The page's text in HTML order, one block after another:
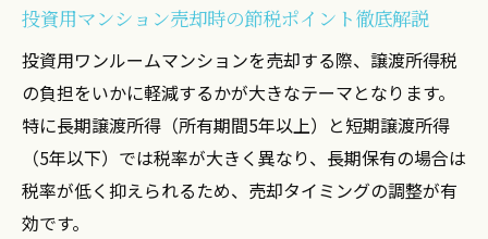
投資用マンション売却時の節税ポイント徹底解説
投資用ワンルームマンションを売却する際、譲渡所得税
の負担をいかに軽減するかが大きなテーマとなります。
特に長期譲渡所得（所有期間5年以上）と短期譲渡所得
（5年以下）では税率が大きく異なり、長期保有の場合は
税率が低く抑えられるため、売却タイミングの調整が有
効です。